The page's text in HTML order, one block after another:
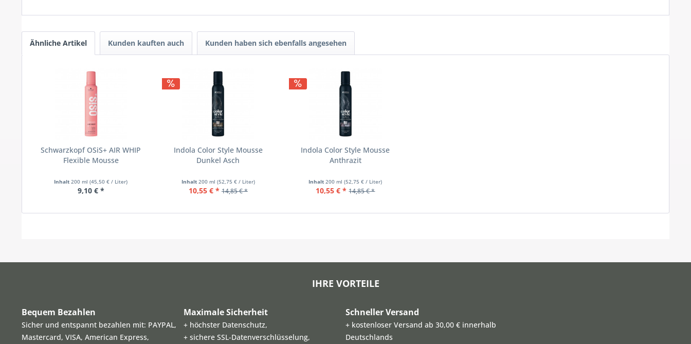
Ähnliche Artikel Kunden kauften auch Kunden haben sich ebenfalls angesehen
Schwarzkopf OSiS+ AIR WHIP
Flexible Mousse
Inhalt200 ml(45,50 € / Liter)
9,10 € *
Indola Color Style Mousse
Dunkel Asch
Inhalt 200 ml (52,75 € / Liter)
10,55 € * 14,85 € *
Indola Color Style Mousse
Anthrazit
Inhalt200 ml(52,75 € / Liter)
10,55 € * 14,85 € *
IHRE VORTEILE
Bequem Bezahlen
Sicher und entspannt bezahlen mit: PAYPAL,
Mastercard, VISA, American Express,
Maximale Sicherheit
+ höchster Datenschutz,
+ sichere SSL-Datenverschlüsselung,
Schneller Versand
+ kostenloser Versand ab 30,00 € innerhalb
Deutschlands